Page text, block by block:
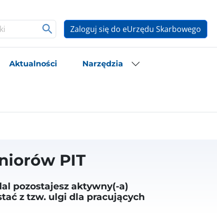
Zaloguj się do eUrzędu Skarbowego
Aktualności Narzędzia
PIT
pozostajesz aktywny(-a)
z tzw. ulgi dla pracujących